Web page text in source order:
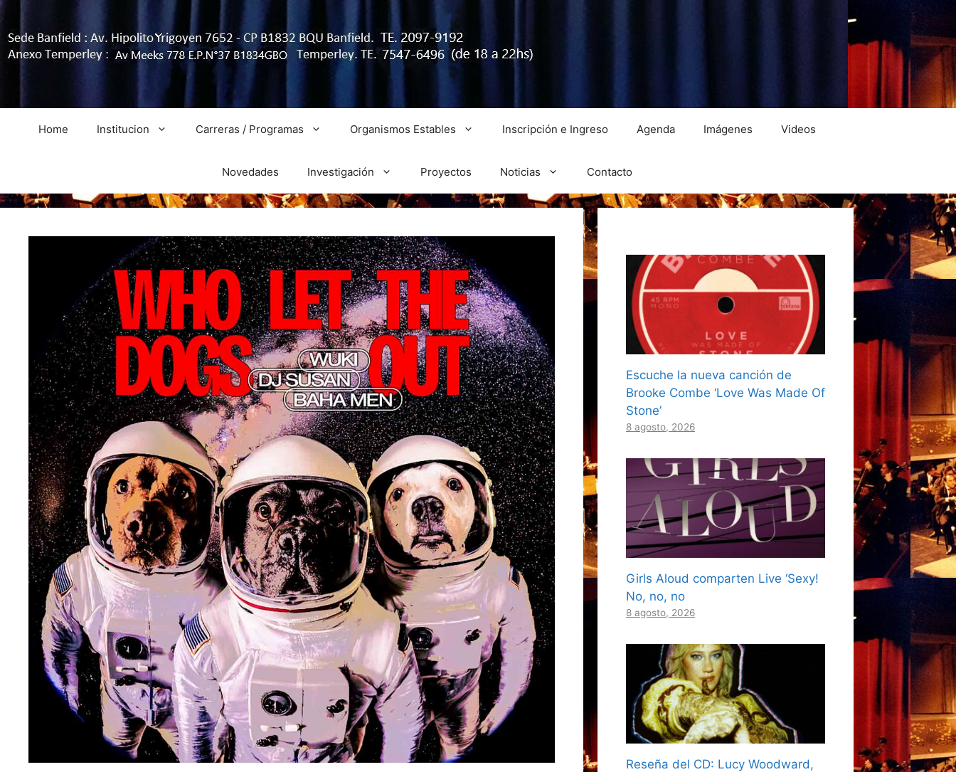
Home Institucion Carreras / Programas Organismos Estables Inscripción e Ingreso Agenda Imágenes Videos
Novedades Investigación Proyectos Noticias Contacto
Escuche la nueva canción de
Brooke Combe ‘Love Was Made Of
Stone’
8 agosto, 2026
Girls Aloud comparten Live ‘Sexy!
No, no, no
8 agosto, 2026
Reseña del CD: Lucy Woodward,